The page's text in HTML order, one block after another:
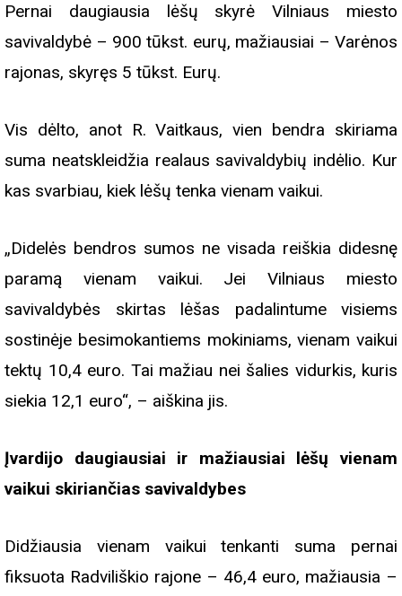
Pernai daugiausia lėšų skyrė Vilniaus miesto
savivaldybė – 900 tūkst. eurų, mažiausiai – Varėnos
rajonas, skyręs 5 tūkst. Eurų.
Vis dėlto, anot R. Vaitkaus, vien bendra skiriama
suma neatskleidžia realaus savivaldybių indėlio. Kur
kas svarbiau, kiek lėšų tenka vienam vaikui.
„Didelės bendros sumos ne visada reiškia didesnę
paramą vienam vaikui. Jei Vilniaus miesto
savivaldybės skirtas lėšas padalintume visiems
sostinėje besimokantiems mokiniams, vienam vaikui
tektų 10,4 euro. Tai mažiau nei šalies vidurkis, kuris
siekia 12,1 euro“, – aiškina jis.
Įvardijo daugiausiai ir mažiausiai lėšų vienam
vaikui skiriančias savivaldybes
Didžiausia vienam vaikui tenkanti suma pernai
fiksuota Radviliškio rajone – 46,4 euro, mažiausia –